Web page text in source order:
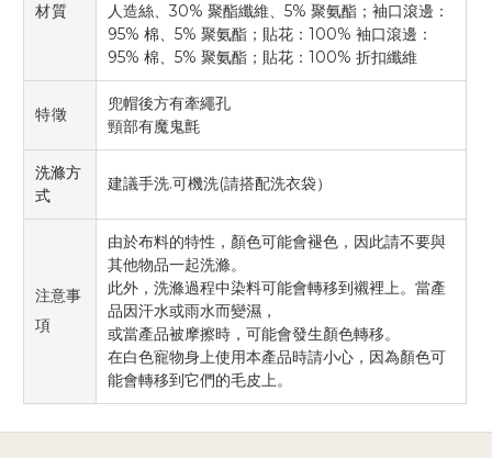
材質 人造絲、 30% 聚酯纖維、 5% 聚氨酯；袖口滾邊：
95% 棉、 5% 聚氨酯；貼花： 100% 袖口滾邊：
95% 棉、 5% 聚氨酯；貼花： 100% 折扣纖維
特徵
兜帽後方有牽繩孔
頸部有魔鬼氈
洗滌方
式
建議手洗.可機洗(請搭配洗衣袋）
注意事
項
由於布料的特性，顏色可能會褪色，因此請不要與
其他物品一起洗滌。
此外，洗滌過程中染料可能會轉移到襯裡上。當產
品因汗水或雨水而變濕，
或當產品被摩擦時，可能會發生顏色轉移。
在白色寵物身上使用本產品時請小心，因為顏色可
能會轉移到它們的毛皮上。